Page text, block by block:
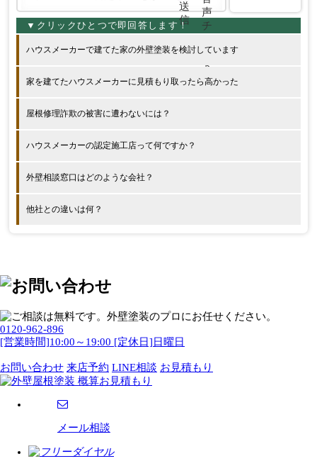
ハウスメーカーで建てた家の外壁塗装を検討しています
家を建てたハウスメーカーに見積もり取ったら高かった
屋根修理詐欺の被害に遭わないには？
ハウスメーカーの認定施工店って何ですか？
外壁相談窓口はどのような会社？
他社との違いは何？
0120-962-896
[営業時間]10:00～19:00 [定休日]日曜日
お問い合わせ 来店予約 LINE相談 お見積もり
メール相談